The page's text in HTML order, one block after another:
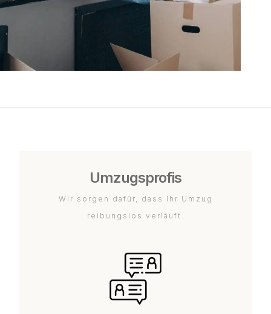
Umzugsprofis
Wir sorgen dafür, dass Ihr Umzug
reibungslos verläuft.